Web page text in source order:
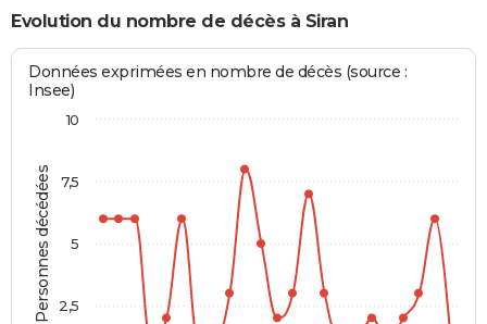
Evolution du nombre de décès à Siran
Personnes décédées
Données exprimées en nombre de décès (source :
Insee)
10
2,5
5
7,5